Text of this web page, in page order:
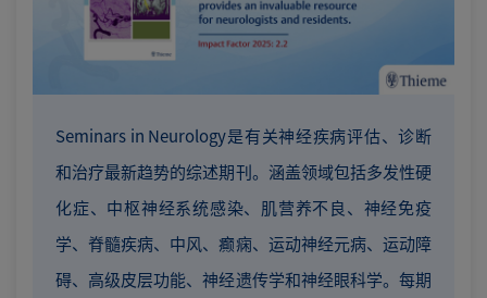
Seminars in Neurology是有关神经疾病评估、诊断
和治疗最新趋势的综述期刊。涵盖领域包括多发性硬
化症、中枢神经系统感染、肌营养不良、神经免疫
学、脊髓疾病、中风、癫痫、运动神经元病、运动障
碍、高级皮层功能、神经遗传学和神经眼科学。每期